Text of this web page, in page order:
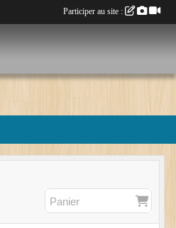
Panier
Participer au site :